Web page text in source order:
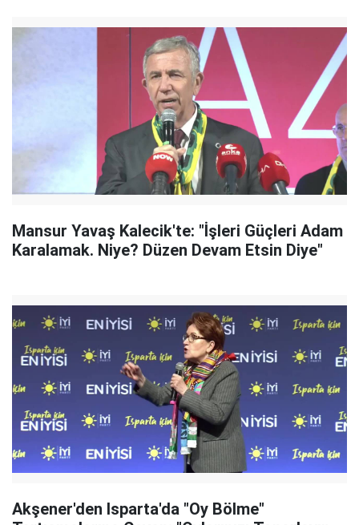
Mansur Yavaş Kalecik'te: "İşleri Güçleri Adam
Karalamak. Niye? Düzen Devam Etsin Diye"
Akşener'den Isparta'da "Oy Bölme"